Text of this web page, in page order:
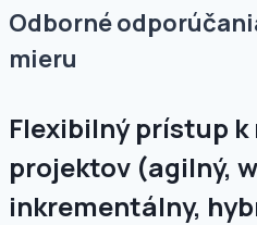
Odborné
mieru
Flexibilný prístup k
projektov (agilný,
inkrementálny,